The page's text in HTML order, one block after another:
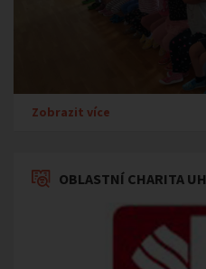
Zobrazit více
OBLASTNÍ CHARITA UH